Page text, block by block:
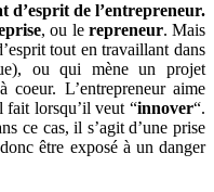
d’esprit de l’entrepreneur.
, ou le repreneur. Mais
tout en travaillant dans
ou qui mène un projet
L’entrepreneur aime
fait lorsqu’il veut “innover“.
ce cas, il s’agit d’une prise
être exposé à un danger